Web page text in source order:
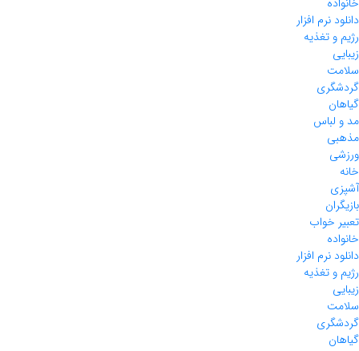
دانلود نرم افزار
رژیم و تغذیه
زیبایی
سلامت
گردشگری
گیاهان
مد و لباس
مذهبی
ورزشی
خانه
آشپزی
بازیگران
تعبیر خواب
خانواده
دانلود نرم افزار
رژیم و تغذیه
زیبایی
سلامت
گردشگری
گیاهان